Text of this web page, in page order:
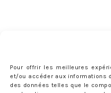
Pour offrir les meilleures
et/ou accéder aux informations
des données telles que le